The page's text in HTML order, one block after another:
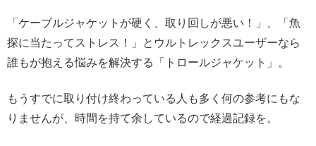
「ケーブルジャケットが硬く、取り回しが悪い！」、「魚
探に当たってストレス！」とウルトレックスユーザーなら
誰もが抱える悩みを解決する「トロールジャケット」。
もうすでに取り付け終わっている人も多く何の参考にもな
りませんが、時間を持て余しているので経過記録を。